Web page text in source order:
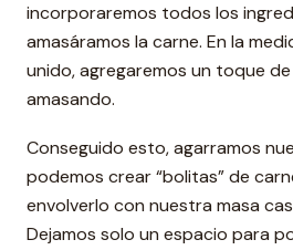
incorporaremos todos los
amasáramos la carne. En la
unido, agregaremos un toque
amasando.
Conseguido esto, agarramos
podemos crear “bolitas” de
envolverlo con nuestra masa
Dejamos solo un espacio para